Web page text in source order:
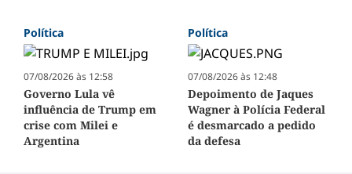
Política
07/08/2026 às 12:58
Governo Lula vê
influência de Trump em
crise com Milei e
Argentina
Política
07/08/2026 às 12:48
Depoimento de Jaques
Wagner à Polícia Federal
é desmarcado a pedido
da defesa